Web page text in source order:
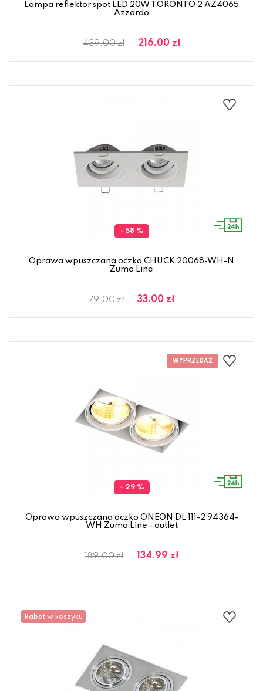
Lampa reflektor spot LED 20W TORONTO 2 AZ4065
Azzardo
439.00 zł 216.00 zł
- 58 %
Oprawa wpuszczana oczko CHUCK 20068-WH-N
Zuma Line
79.00 zł 33.00 zł
- 29 %
Oprawa wpuszczana oczko ONEON DL 111-2 94364-
WH Zuma Line - outlet
189.00 zł 134.99 zł
Rabat w koszyku